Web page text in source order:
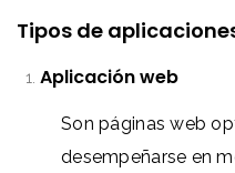
Tipos de
Aplicación web
Son páginas web
desempeñarse en